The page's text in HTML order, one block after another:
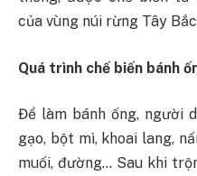
của vùng núi rừng Tây
Quá trình chế biến bánh
Để làm bánh ống, người
gạo, bột mì, khoai lang,
muối, đường… Sau khi